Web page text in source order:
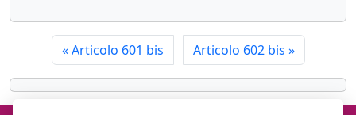
«Articolo 601 bis Articolo 602 bis »